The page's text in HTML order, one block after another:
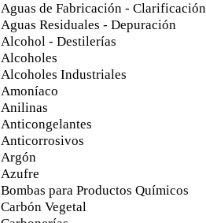
Aguas de Fabricación - Clarificación
Aguas Residuales - Depuración
Alcohol - Destilerías
Alcoholes
Alcoholes Industriales
Amoníaco
Anilinas
Anticongelantes
Anticorrosivos
Argón
Azufre
Bombas para Productos Químicos
Carbón Vegetal